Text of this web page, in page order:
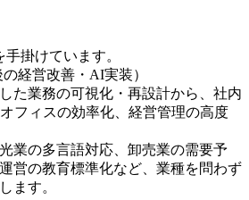
掛けています。
経営改善・AI実装）
た業務の可視化・再設計から、社内
フィスの効率化、経営管理の高度
業の多言語対応、卸売業の需要予
営の教育標準化など、業種を問わず
ます。